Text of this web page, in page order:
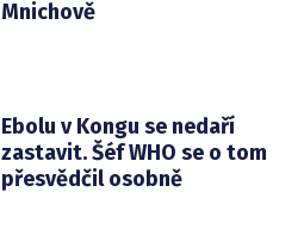
Mnichově
Ebolu v Kongu se nedaří
zastavit. Šéf WHO se o tom
přesvědčil osobně